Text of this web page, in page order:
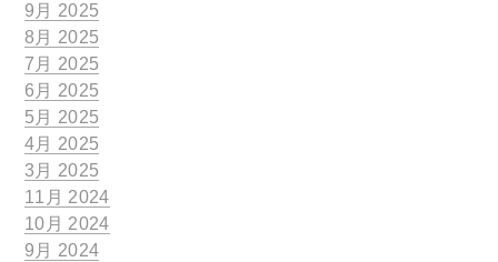
9月 2025
8月 2025
7月 2025
6月 2025
5月 2025
4月 2025
3月 2025
11月 2024
10月 2024
9月 2024